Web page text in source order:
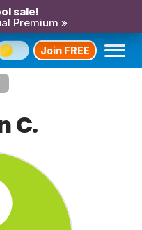
sale!
Premium »
Join FREE
C.